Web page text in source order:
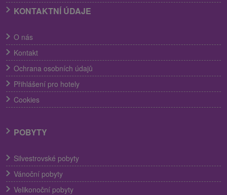
KONTAKTNÍ ÚDAJE
O nás
Kontakt
Ochrana osobních údajů
Přihlášení pro hotely
Cookies
POBYTY
Silvestrovské pobyty
Vánoční pobyty
Velikonoční pobyty